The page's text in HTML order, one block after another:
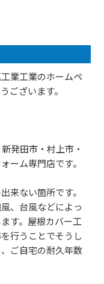
業工業のホームペ
ございます。
発田市・村上市・
ーム専門店です。
来ない箇所です。
、台風などによっ
す。屋根カバー工
行うことでそうし
ご自宅の耐久年数